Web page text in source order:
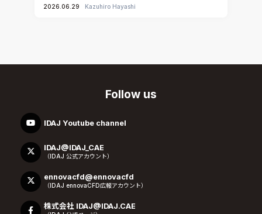
2026.06.29 Kazuhiro Hayashi
Follow us
IDAJ Youtube channel
IDAJ@IDAJ_CAE
（IDAJ 公式アカウント）
ennovacfd@ennovacfd
（IDAJ ennovaCFD広報アカウント）
株式会社 IDAJ@IDAJ.CAE